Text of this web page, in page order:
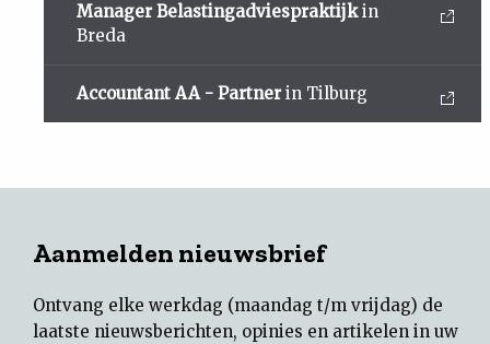
Manager Belastingadviespraktijkin
Breda
Accountant AA - Partner in Tilburg
Aanmelden nieuwsbrief
Ontvang elke werkdag (maandag t/m vrijdag) de
laatste nieuwsberichten, opinies en artikelen in uw